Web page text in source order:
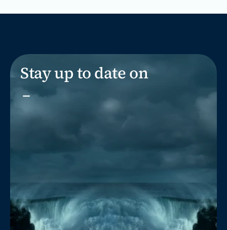
Stay up to date on
_